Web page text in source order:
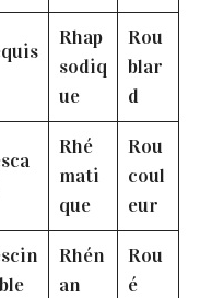
Rhap
sodiq
ue
Rou
blar
d
Rhé
mati
que
Rou
coul
eur
Rhén
an
Rou
é